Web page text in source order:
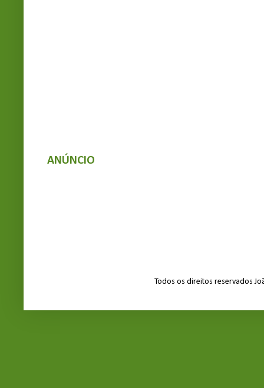
ANÚNCIO
Todos os direitos reservados